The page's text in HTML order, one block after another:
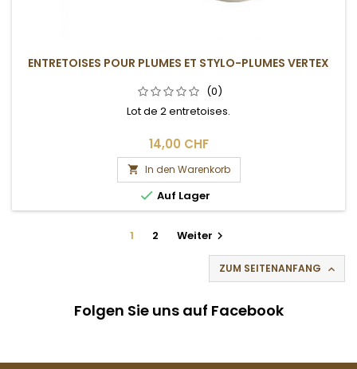
ENTRETOISES POUR PLUMES ET STYLO-PLUMES VERTEX
(0)
Lot de 2 entretoises.
14,00 CHF
 In den Warenkorb
 Auf Lager
1 2 Weiter 
ZUM SEITENANFANG 
Folgen Sie uns auf Facebook